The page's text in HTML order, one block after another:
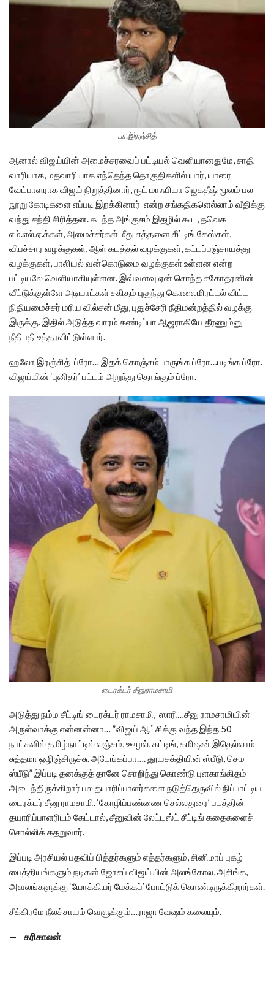
பா.இரஞ்சித்
ஆனால் விஜய்யின் அமைச்சரவைப் பட்டியல் வெளியானதுமே, சாதி
வாரியாக, மதவாரியாக எந்தெந்த தொகுதிகளில் யார், யாரை
வேட்பாளராக விஜய் நிறுத்தினார், ரூட் மாஃபியா ஜெகதீஷ் மூலம் பல
நூறு கோடிகளை எப்படி இறக்கினார் என்ற சங்கதிகளெல்லாம் வீதிக்கு
வந்து சந்தி சிரித்தன. கடந்த அங்குசம் இதழில் கூட, தவெக
எம்.எல்.ஏ.க்கள், அமைச்சர்கள் மீது எத்தனை சீட்டிங் கேஸ்கள்,
விபச்சார வழக்குகள், ஆள் கடத்தல் வழக்குகள், கட்டப்பஞ்சாயத்து
வழக்குகள், பாலியல் வன்கொடுமை வழக்குகள் உள்ளன என்ற
பட்டியலே வெளியாகியுள்ளன. இவ்வளவு ஏன் சொந்த சகோதரனின்
வீட்டுக்குள்ளே அடியாட்கள் சகிதம் புகுந்து கொலைமிரட்டல் விட்ட
நிதியமைச்சர் மரிய வில்சன் மீது, புதுச்சேரி நீதிமன்றத்தில் வழக்கு
இருக்கு. இதில் அடுத்த வாரம் கண்டிப்பா ஆஜராகியே தீரணும்னு
நீதிபதி உத்தரவிட்டுள்ளார்.
ஹலோ இரஞ்சித் ப்ரோ… இதக் கொஞ்சம் பாருங்க ப்ரோ…படிங்க ப்ரோ.
விஜய்யின் ‘புனிதர்’ பட்டம் அறுந்து தொங்கும் ப்ரோ.
டைரக்டர் சீனுராமசாமி
அடுத்து நம்ம சீட்டிங் டைரக்டர் ராமசாமி, ஸாரி…சீனு ராமசாமியின்
அருள்வாக்கு என்னன்னா… ”விஜய் ஆட்சிக்கு வந்த இந்த 50
நாட்களில் தமிழ்நாட்டில் லஞ்சம், ஊழல், கட்டிங், கமிஷன் இதெல்லாம்
சுத்தமா ஒழிஞ்சிருச்சு. அடேங்கப்பா…. தூயசக்தியின் ஸ்பீடு, செம
ஸ்பீடு” இப்படி தனக்குத் தானே சொறிந்து கொண்டு புளகாங்கிதம்
அடைந்திருக்கிறார் பல தயாரிப்பாளர்களை நடுத்தெருவில் நிப்பாட்டிய
டைரக்டர் சீனு ராமசாமி. ‘கோழிப்பண்ணை செல்லதுரை’ படத்தின்
தயாரிப்பாளரிடம் கேட்டால், சீனுவின் லேட்டஸ்ட் சீட்டிங் கதைகளைச்
சொல்லிக் கதறுவார்.
இப்படி அரசியல் பதவிப் பித்தர்களும் எத்தர்களும், சினிமாப் புகழ்
பைத்தியங்களும் நடிகன் ஜோசப் விஜய்யின் அலங்கோல, அசிங்க,
அவலங்களுக்கு ‘யோக்கியர் மேக்கப்’ போட்டுக் கொண்டிருக்கிறார்கள்.
சீக்கிரமே நீலச்சாயம் வெளுக்கும்…ராஜா வேஷம் கலையும்.
— கரிகாலன்